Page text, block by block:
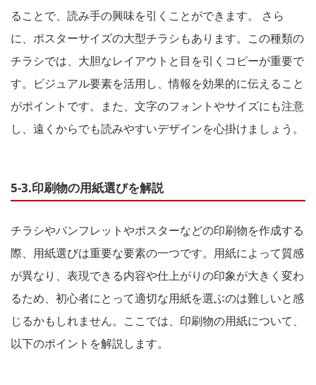
ることで、読み手の興味を引くことができます。 さら
に、ポスターサイズの大型チラシもあります。この種類の
チラシでは、大胆なレイアウトと目を引くコピーが重要で
す。ビジュアル要素を活用し、情報を効果的に伝えること
がポイントです。また、文字のフォントやサイズにも注意
し、遠くからでも読みやすいデザインを心掛けましょう。
5-3.印刷物の用紙選びを解説
チラシやパンフレットやポスターなどの印刷物を作成する
際、用紙選びは重要な要素の一つです。用紙によって質感
が異なり、表現できる内容や仕上がりの印象が大きく変わ
るため、初心者にとって適切な用紙を選ぶのは難しいと感
じるかもしれません。ここでは、印刷物の用紙について、
以下のポイントを解説します。